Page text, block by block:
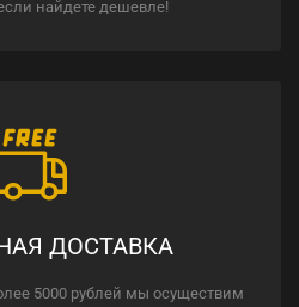
найдете дешевле!
ДОСТАВКА
5000 рублей мы осуществим